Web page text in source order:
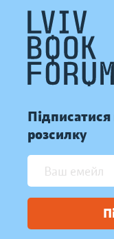
розсилку